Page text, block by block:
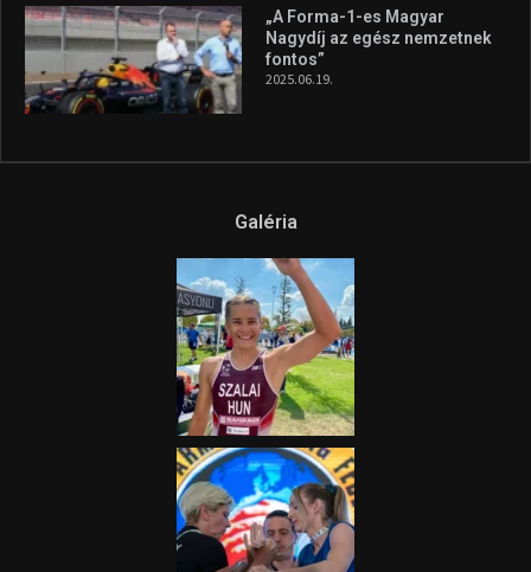
„A Forma-1-es Magyar
Nagydíj az egész nemzetnek
fontos”
2025.06.19.
Galéria